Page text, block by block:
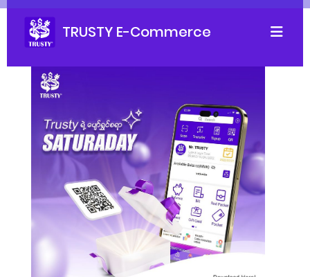
TRUSTY E-Commerce